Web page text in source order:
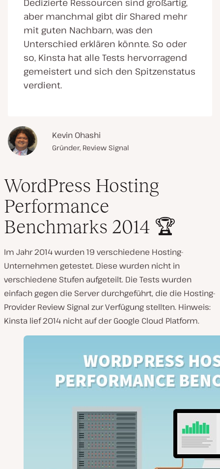
aber manchmal gibt dir Shared mehr
mit guten Nachbarn, was den
Unterschied erklären könnte. So oder
so, Kinsta hat alle Tests hervorragend
gemeistert und sich den Spitzenstatus
verdient.
Kevin Ohashi
Gründer, Review Signal
WordPress Hosting
Performance
Benchmarks 2014 🏆
Im Jahr 2014 wurden 19 verschiedene Hosting-
Unternehmen getestet. Diese wurden nicht in
verschiedene Stufen aufgeteilt. Die Tests wurden
einfach gegen die Server durchgeführt, die die Hosting-
Provider Review Signal zur Verfügung stellten. Hinweis:
Kinsta lief 2014 nicht auf der Google Cloud Platform.